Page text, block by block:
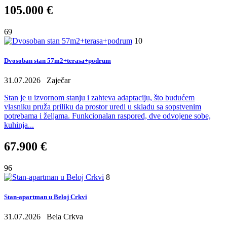
105.000 €
69
10
Dvosoban stan 57m2+terasa+podrum
31.07.2026
Zaječar
Stan je u izvornom stanju i zahteva adaptaciju, što budućem
vlasniku pruža priliku da prostor uredi u skladu sa sopstvenim
potrebama i željama. Funkcionalan raspored, dve odvojene sobe,
kuhinja...
67.900 €
96
8
Stan-apartman u Beloj Crkvi
31.07.2026
Bela Crkva